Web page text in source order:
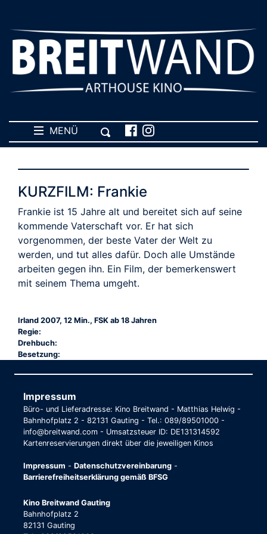
MENÜ
KURZFILM: Frankie
Frankie ist 15 Jahre alt und bereitet sich auf seine
kommende Vaterschaft vor. Er hat sich
vorgenommen, der beste Vater der Welt zu
werden, und tut alles dafür. Doch alle Umstände
arbeiten gegen ihn. Ein Film, der bemerkenswert
mit seinem Thema umgeht.
Irland 2007, 12 Min., FSK ab 18 Jahren
Regie:
Drehbuch:
Besetzung:
Impressum
Büro- und Lieferadresse: Kino Breitwand - Matthias Helwig -
Bahnhofplatz 2 - 82131 Gauting - Tel.: 089/89501000 -
info@breitwand.com - Umsatzsteuer ID: DE131314592
Kartenreservierungen direkt über die jeweiligen Kinos
Impressum - Datenschutzvereinbarung -
Barrierefreiheitserklärung gemäß BFSG
Kino Breitwand Gauting
Bahnhofplatz 2
82131 Gauting